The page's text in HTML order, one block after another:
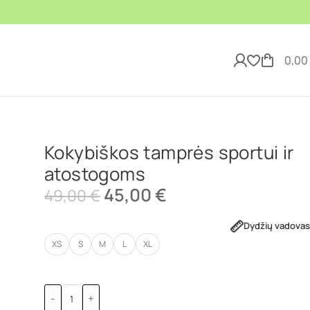
0,00
Kokybiškos tamprės sportui ir
atostogoms
49,00€45,00€
Dydžių vadovas
XS S M L XL
- +